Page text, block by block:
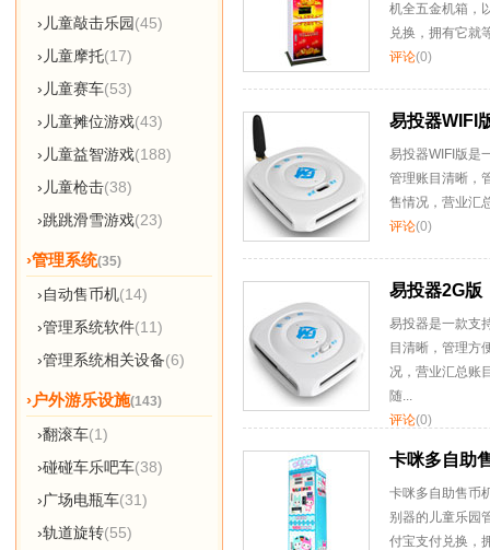
›儿童敲击乐园(45)
›儿童摩托(17)
›儿童赛车(53)
›儿童摊位游戏(43)
›儿童益智游戏(188)
›儿童枪击(38)
›跳跳滑雪游戏(23)
›管理系统(35)
›自动售币机(14)
›管理系统软件(11)
›管理系统相关设备(6)
›户外游乐设施(143)
›翻滚车(1)
›碰碰车乐吧车(38)
›广场电瓶车(31)
›轨道旋转(55)
机全五金机箱，
兑换，拥有它就
评论(0)
易投器WIFI
易投器WIFI版是
管理账目清晰，
售情况，营业汇
评论(0)
易投器2G版
易投器是一款支
目清晰，管理方
况，营业汇总账
随...
评论(0)
卡咪多自助
卡咪多自助售币
别器的儿童乐园
付宝支付兑换，